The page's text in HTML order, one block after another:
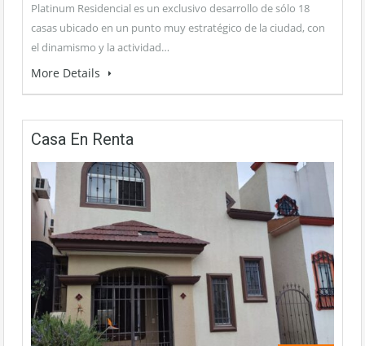
Platinum Residencial es un exclusivo desarrollo de sólo 18
casas ubicado en un punto muy estratégico de la ciudad, con
el dinamismo y la actividad…
More Details
Casa En Renta